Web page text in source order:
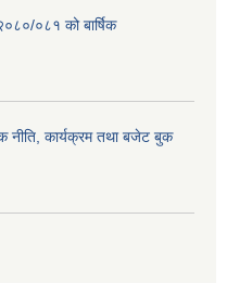
०८१ को बार्षिक
नीति, कार्यक्रम तथा बजेट बुक